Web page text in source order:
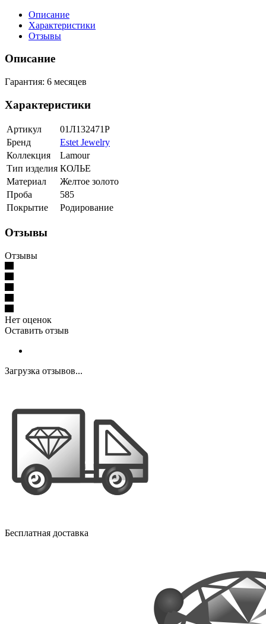
Описание
Характеристики
Отзывы
Описание
Гарантия: 6 месяцев
Характеристики
Артикул
01Л132471Р
Бренд
Estet Jewelry
Коллекция
Lamour
Тип изделия КОЛЬЕ
Материал
Желтое золото
Проба
585
Покрытие
Родирование
Отзывы
Отзывы
Нет оценок
Оставить отзыв
Загрузка отзывов...
Бесплатная доставка